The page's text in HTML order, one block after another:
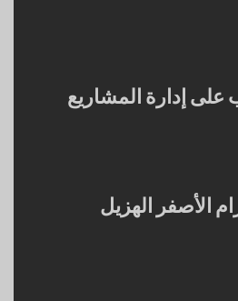
إدارة المشاريع
الأصفر الهزيل